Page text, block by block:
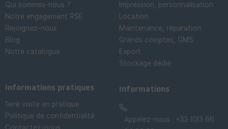
Qui sommes-nous ?
Notre engagement RSE
Rejoignez-nous
Blog
Notre catalogue
Impression, personnalisation
Location
Maintenance, réparation
Grands comptes, GMS
Export
Stockage dédié
Informations pratiques
1iere visite en pratique
Politique de confidentialité
Informations
Appelez-nous : +33 (0)3 66